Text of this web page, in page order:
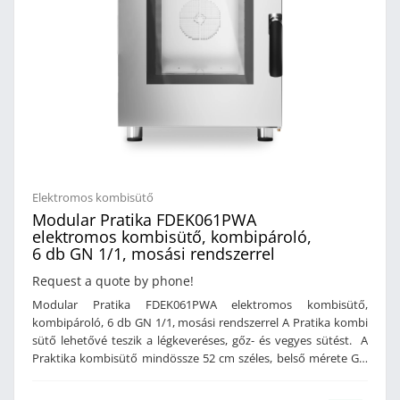
funkció (lágy, közepes, erős szennyeződésre)Kapacitás: 10 db
GN 1/1 Tálcák közötti távolság: 60 mmTeljesítmény: 15,7
kWÁramforrás: 380-415 V / 3 fázis / 50-60 HzMéret: 517 x 890 x
1010 mm (szé x mé x ma)Csomagolt méret: 0,65 m3Súly: 108 kg
Elektromos kombisütő
Modular Pratika FDEK061PWA
elektromos kombisütő, kombipároló,
6 db GN 1/1, mosási rendszerrel
Request a quote by phone!
Modular Pratika FDEK061PWA elektromos kombisütő,
kombipároló, 6 db GN 1/1, mosási rendszerrel A Pratika kombi
sütő lehetővé teszik a légkeveréses, gőz- és vegyes sütést. A
Praktika kombisütő mindössze 52 cm széles, belső mérete GN